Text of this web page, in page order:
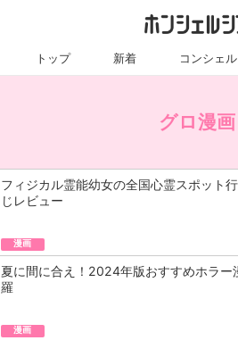
トップ 新着 コンシェ
グロ漫画
フィジカル霊能幼女の全国心霊スポット
じレビュー
漫画
夏に間に合え！2024年版おすすめホラ
羅
漫画